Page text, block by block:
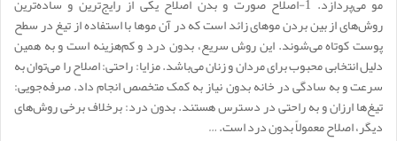
روش‌های از بین بردن موهای زائد است که در آن موها با استفاده از تیغ در سطح
پوست کوتاه می‌شوند. این روش سریع، بدون درد و کم‌هزینه است و به همین
دلیل انتخابی محبوب برای مردان و زنان می‌باشد. مزایا: راحتی: اصلاح را می‌توان به
سرعت و به سادگی در خانه بدون نیاز به کمک متخصص انجام داد. صرفه‌جویی:
تیغ‌ها ارزان و به راحتی در دسترس هستند. بدون درد: برخلاف برخی روش‌های
دیگر، اصلاح معمولاً بدون درد است. …